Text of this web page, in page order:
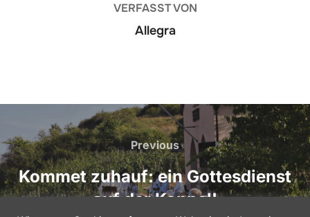
VERFASST VON
Allegra
Beitragsnavigation
Previous
Previous
Kommet zuhauf: ein Gottesdienst
auf der Koppel!